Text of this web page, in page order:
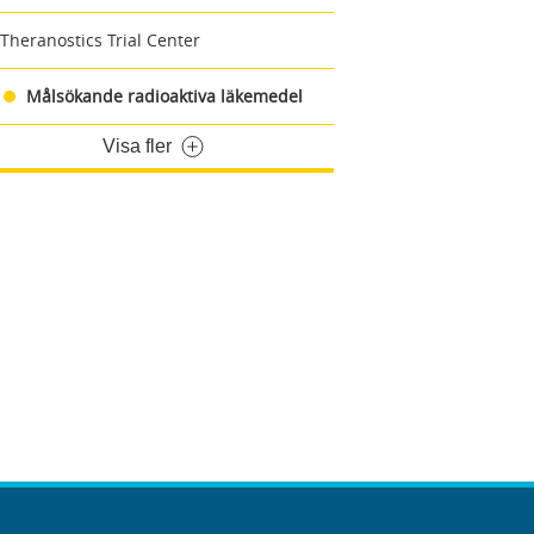
Theranostics Trial Center
Målsökande radioaktiva läkemedel
Visa fler